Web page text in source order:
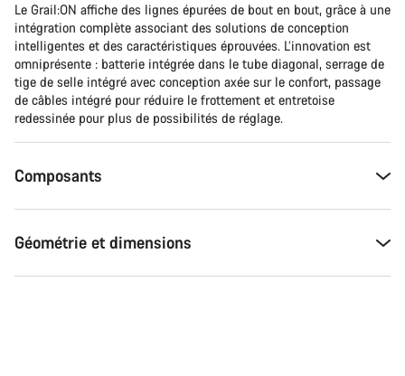
Le Grail:ON affiche des lignes épurées de bout en bout, grâce à une
intégration complète associant des solutions de conception
intelligentes et des caractéristiques éprouvées. L’innovation est
omniprésente : batterie intégrée dans le tube diagonal, serrage de
tige de selle intégré avec conception axée sur le confort, passage
de câbles intégré pour réduire le frottement et entretoise
redessinée pour plus de possibilités de réglage.
Composants
Géométrie et dimensions